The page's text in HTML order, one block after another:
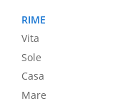
RIME
Vita
Sole
Casa
Mare